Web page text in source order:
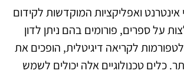
ואפליקציות המוקדשות לקידום
על ספרים, פורומים בהם ניתן לדון
לקריאה דיגיטלית, הופכים את
כלים טכנולוגיים אלה יכולים לשמש